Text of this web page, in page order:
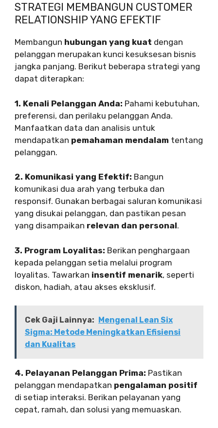
STRATEGI MEMBANGUN CUSTOMER
RELATIONSHIP YANG EFEKTIF
Membangun hubungan yang kuat dengan
pelanggan merupakan kunci kesuksesan bisnis
jangka panjang. Berikut beberapa strategi yang
dapat diterapkan:
1. Kenali Pelanggan Anda: Pahami kebutuhan,
preferensi, dan perilaku pelanggan Anda.
Manfaatkan data dan analisis untuk
mendapatkan pemahaman mendalam tentang
pelanggan.
2. Komunikasi yang Efektif: Bangun
komunikasi dua arah yang terbuka dan
responsif. Gunakan berbagai saluran komunikasi
yang disukai pelanggan, dan pastikan pesan
yang disampaikan relevan dan personal.
3. Program Loyalitas: Berikan penghargaan
kepada pelanggan setia melalui program
loyalitas. Tawarkan insentif menarik, seperti
diskon, hadiah, atau akses eksklusif.
Cek Gaji Lainnya: Mengenal Lean Six
Sigma: Metode Meningkatkan Efisiensi
dan Kualitas
4. Pelayanan Pelanggan Prima: Pastikan
pelanggan mendapatkan pengalaman positif
di setiap interaksi. Berikan pelayanan yang
cepat, ramah, dan solusi yang memuaskan.